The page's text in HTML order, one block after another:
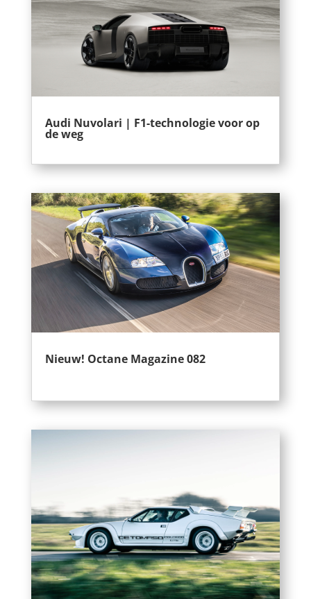
Audi Nuvolari | F1-technologie voor op
de weg
Nieuw! Octane Magazine 082